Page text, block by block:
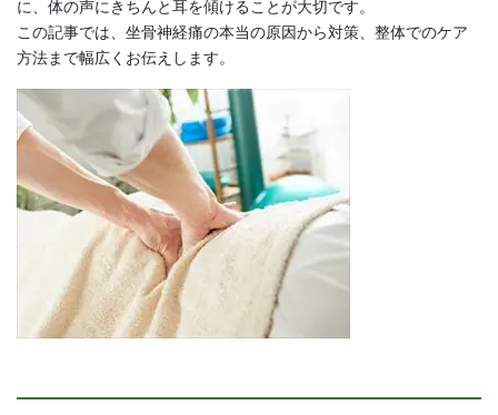
に、体の声にきちんと耳を傾けることが大切です。
この記事では、坐骨神経痛の本当の原因から対策、整体でのケア
方法まで幅広くお伝えします。